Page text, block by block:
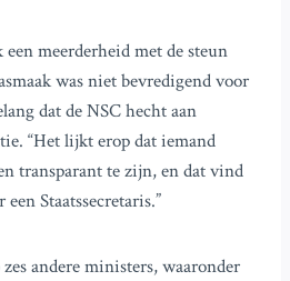
meerderheid met de steun
was niet bevredigend voor
dat de NSC hecht aan
“Het lijkt erop dat iemand
transparant te zijn, en dat vind
Staatssecretaris.”
andere ministers, waaronder